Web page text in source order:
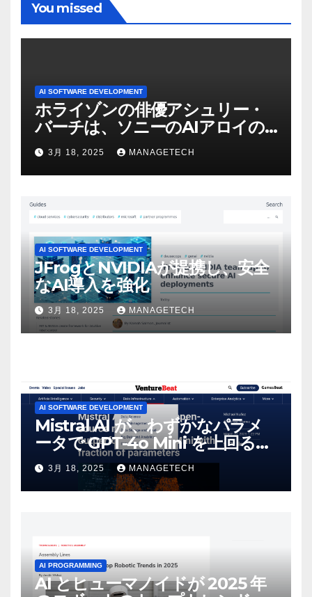
You missed
AI SOFTWARE DEVELOPMENT
ホライゾンの俳優アシュリー・
バーチは、ソニーのAIアロイの
ビデオを見て「ゲームパフォー
マンスという芸術形式に不安を
感じた」と語る – IGN
3月 18, 2025 MANAGETECH
AI SOFTWARE DEVELOPMENT
JFrogとNVIDIAが提携し、安全
なAI導入を強化
3月 18, 2025 MANAGETECH
AI SOFTWARE DEVELOPMENT
Mistral AI が、わずかなパラメ
ータで GPT-4o Mini を上回る新
しいオープンソース モデルをリ
リース | VentureBeat
3月 18, 2025 MANAGETECH
AI PROGRAMMING
AI とヒューマノイドが 2025 年